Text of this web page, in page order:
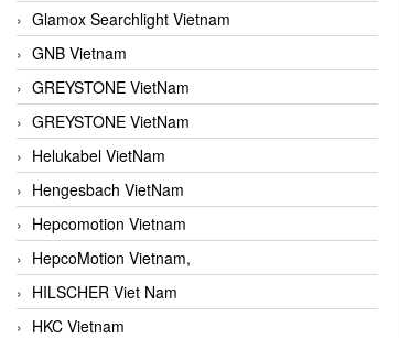
Glamox Searchlight Vietnam
GNB Vietnam
GREYSTONE VietNam
GREYSTONE VietNam
Helukabel VietNam
Hengesbach VietNam
Hepcomotion Vietnam
HepcoMotion Vietnam,
HILSCHER Viet Nam
HKC Vietnam